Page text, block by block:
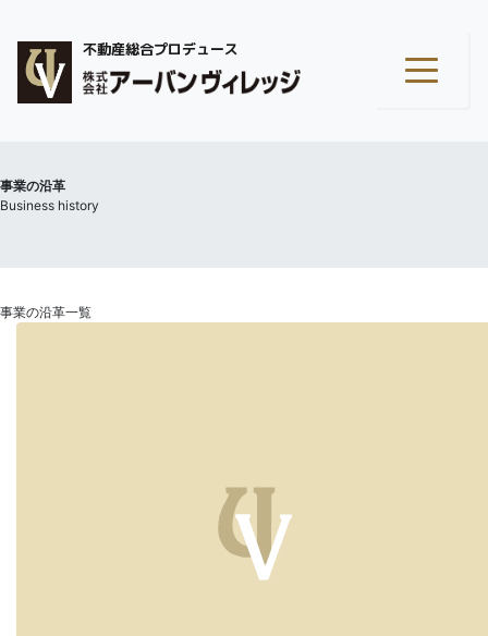
不動産総合プロデュース
事業の沿革
Business history
事業の沿革一覧